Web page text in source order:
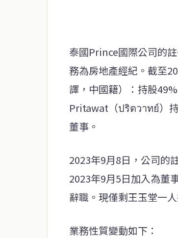
泰國Prince國際公司的
務為房地產經紀。截至
譯，中國籍）：持股
Pritawat（ปริตวาทย์）
董事。
2023年9月8日，公司的
2023年9月5日加入為董
辭職。現僅剩王玉堂一
業務性質變動如下：